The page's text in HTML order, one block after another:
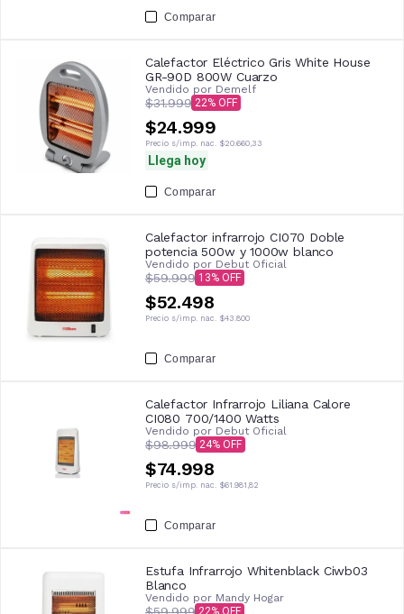
Comparar
Calefactor Eléctrico Gris White House
GR-90D 800W Cuarzo
Vendido por Demelf
$31.999 22
$24.999
Precio s/imp. nac. $20.660,33
Llega hoy
Comparar
Calefactor infrarrojo CI070 Doble
potencia 500w y 1000w blanco
Vendido por Debut Oficial
$59.999 13
$52.498
Precio s/imp. nac. $43.800
Comparar
Calefactor Infrarrojo Liliana Calore
CI080 700/1400 Watts
Vendido por Debut Oficial
$98.999 24
$74.998
Precio s/imp. nac. $61.981,82
Comparar
Estufa Infrarrojo Whitenblack Ciwb03
Blanco
Vendido por Mandy Hogar
$59.999 22